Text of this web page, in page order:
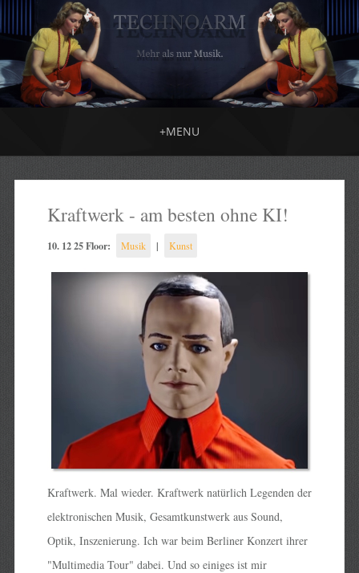
+MENU
Kraftwerk - am besten ohne KI!
10. 12 25 Floor: Musik | Kunst
Kraftwerk. Mal wieder. Kraftwerk natürlich Legenden der
elektronischen Musik, Gesamtkunstwerk aus Sound,
Optik, Inszenierung. Ich war beim Berliner Konzert ihrer
"Multimedia Tour" dabei. Und so einiges ist mir